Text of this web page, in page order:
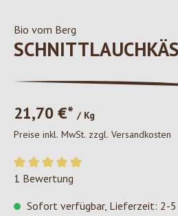
Bio vom Berg
21,70 €* / Kg
Preise inkl. MwSt. zzgl. Versandkosten
Durchschnittliche Bewertung von 5
1 Bewertung
Sofort verfügbar, Lieferzeit: 2-5